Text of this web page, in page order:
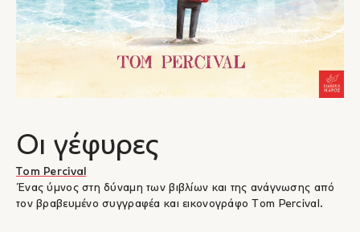
Οι γέφυρες
Tom Percival
Ένας ύμνος στη δύναμη των βιβλίων και της ανάγνωσης από
τον βραβευμένο συγγραφέα και εικονογράφο Tom Percival.